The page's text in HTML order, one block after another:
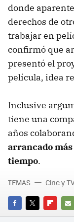
donde
derechos de
trabajar en
confirmó que
presentó el
película, idea
Inclusive
tiene una
años
arrancado
tiempo.
FACEBOOK
TWITTER
E-
TEMAS Cine y